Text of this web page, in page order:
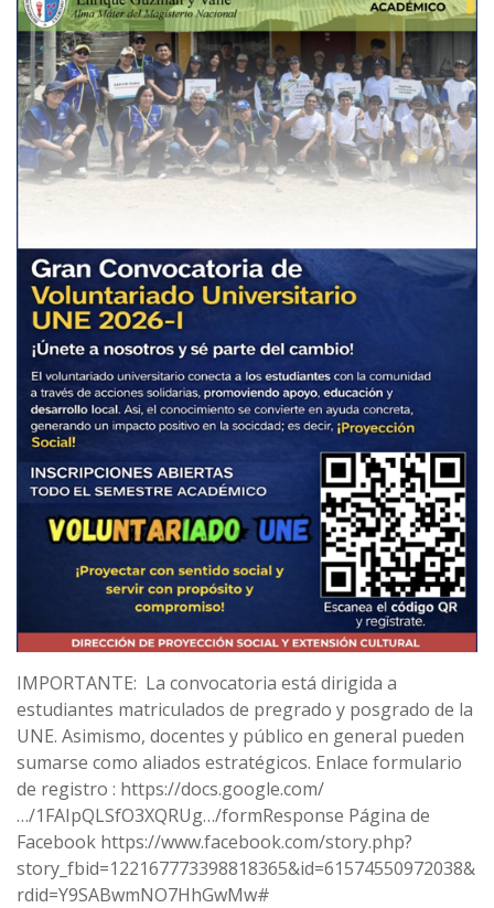
IMPORTANTE: La convocatoria está dirigida a
estudiantes matriculados de pregrado y posgrado de la
UNE. Asimismo, docentes y público en general pueden
sumarse como aliados estratégicos. Enlace formulario
de registro : https://docs.google.com/
…/1FAIpQLSfO3XQRUg…/formResponse Página de
Facebook https://www.facebook.com/story.php?
story_fbid=122167773398818365&id=61574550972038&
rdid=Y9SABwmNO7HhGwMw#